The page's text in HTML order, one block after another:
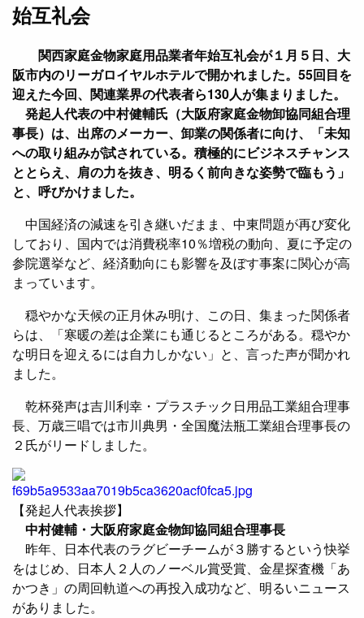
始互礼会
関西家庭金物家庭用品業者年始互礼会が１月５日、大
阪市内のリーガロイヤルホテルで開かれました。55回目を
迎えた今回、関連業界の代表者ら130人が集まりました。
発起人代表の中村健輔氏（大阪府家庭金物卸協同組合理
事長）は、出席のメーカー、卸業の関係者に向け、「未知
への取り組みが試されている。積極的にビジネスチャンス
ととらえ、肩の力を抜き、明るく前向きな姿勢で臨もう」
と、呼びかけました。
中国経済の減速を引き継いだまま、中東問題が再び変化
しており、国内では消費税率10％増税の動向、夏に予定の
参院選挙など、経済動向にも影響を及ぼす事案に関心が高
まっています。
穏やかな天候の正月休み明け、この日、集まった関係者
らは、「寒暖の差は企業にも通じるところがある。穏やか
な明日を迎えるには自力しかない」と、言った声が聞かれ
ました。
乾杯発声は吉川利幸・プラスチック日用品工業組合理事
長、万歳三唱では市川典男・全国魔法瓶工業組合理事長の
２氏がリードしました。
​
【発起人代表挨拶】
中村健輔・大阪府家庭金物卸協同組合理事長
昨年、日本代表のラグビーチームが３勝するという快挙
をはじめ、日本人２人のノーベル賞受賞、金星探査機「あ
かつき」の周回軌道への再投入成功など、明るいニュース
がありました。